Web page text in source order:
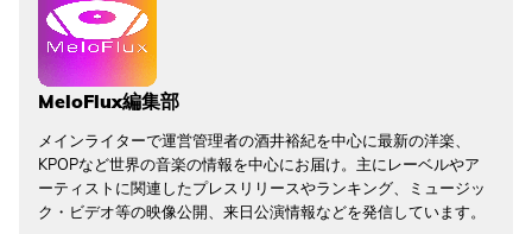
MeloFlux編集部
メインライターで運営管理者の酒井裕紀を中心に最新の洋楽、
KPOPなど世界の音楽の情報を中心にお届け。主にレーベルやア
ーティストに関連したプレスリリースやランキング、ミュージッ
ク・ビデオ等の映像公開、来日公演情報などを発信しています。